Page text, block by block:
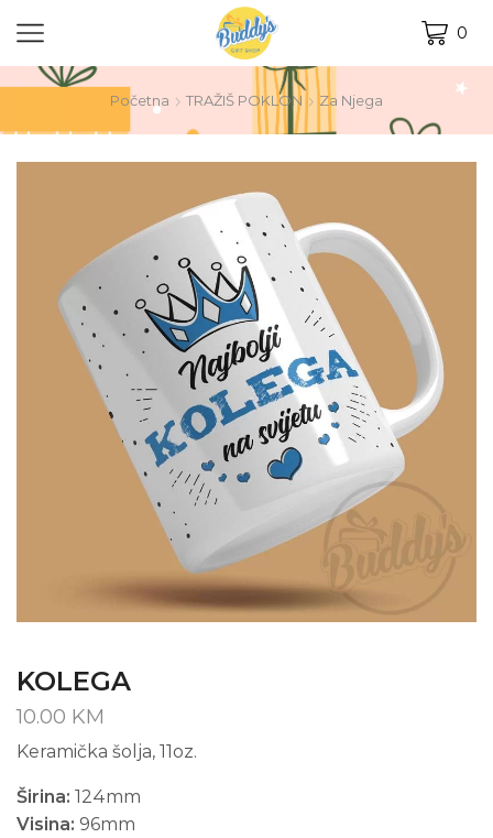
0
Početna TRAŽIŠ POKLON Za Njega
KOLEGA
10.00 KM
Keramička šolja, 11oz.
Širina: 124mm
Visina: 96mm